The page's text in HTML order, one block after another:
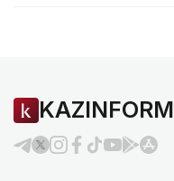
KAZINFORM